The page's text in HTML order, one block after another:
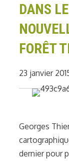
DANS
FORÊT
23 janvier
Georges
dernier pour